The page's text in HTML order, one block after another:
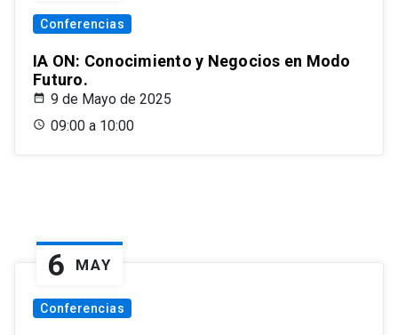
Conferencias
IA ON: Conocimiento y Negocios en Modo
Futuro.
9 de Mayo de 2025
09:00 a 10:00
6 MAY
Conferencias